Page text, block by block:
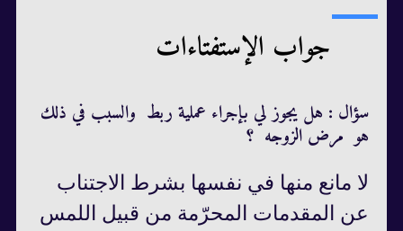
جواب الإستفتاءات
سؤال : هل يجوز لي بإجراء عملية ربط والسبب في ذلك
هو مرض الزوجه ؟
لا مانع منها في نفسها بشرط الاجتناب
عن المقدمات المحرّمة من قبيل اللمس